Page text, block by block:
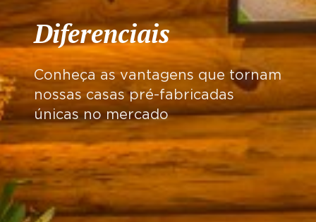
Diferenciais
Conheça as vantagens que tornam
nossas casas pré-fabricadas
únicas no mercado